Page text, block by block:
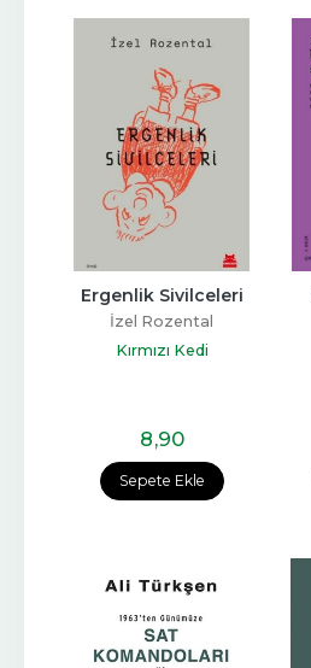
Sepete Ekle
Ergenlik Sivilceleri
İzel Rozental
Kırmızı Kedi
8,90